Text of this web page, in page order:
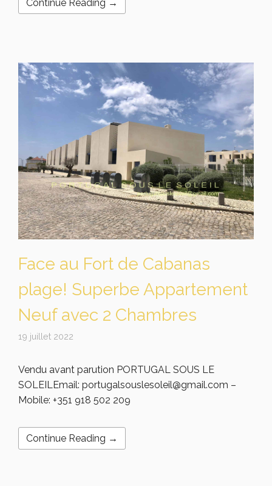
Continue Reading →
Face au Fort de Cabanas
plage! Superbe Appartement
Neuf avec 2 Chambres
19 juillet 2022
Vendu avant parution PORTUGAL SOUS LE
SOLEILEmail: portugalsouslesoleil@gmail.com –
Mobile: +351 918 502 209
Continue Reading →